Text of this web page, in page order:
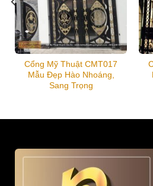
Cổng Mỹ Thuật CMT017
Mẫu Đẹp Hào Nhoáng,
Sang Trọng